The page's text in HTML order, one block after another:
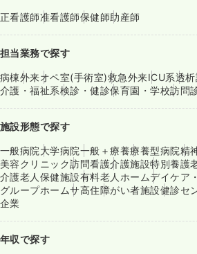
正看護師准看護師保健師助産師
担当業務で探す
病棟外来オペ室(手術室)救急外来ICU系透析
介護・福祉系検診・健診保育園・学校訪問
施設形態で探す
一般病院大学病院一般＋療養療養型病院精
美容クリニック訪問看護介護施設特別養護
介護老人保健施設有料老人ホームデイケア
グループホームサ高住障がい者施設健診セ
企業
年収で探す